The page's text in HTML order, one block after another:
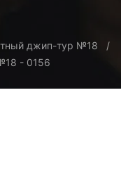
джип-тур №18
- 0156